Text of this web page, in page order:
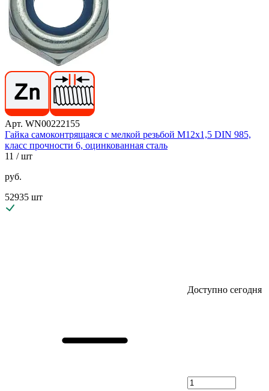
Арт. WN00222155
Гайка самоконтрящаяся с мелкой резьбой М12х1,5 DIN 985,
класс прочности 6, оцинкованная сталь
11 / шт
руб.
52935 шт
Доступно сегодня